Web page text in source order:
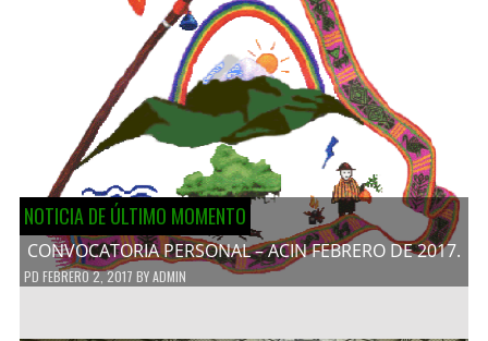
NOTICIA DE ÚLTIMO MOMENTO
CONVOCATORIA PERSONAL – ACIN FEBRERO DE 2017.
PD FEBRERO 2, 2017 BYADMIN